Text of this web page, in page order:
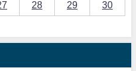
28 29
30